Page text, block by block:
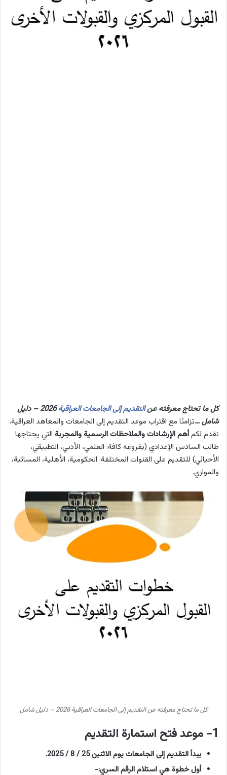
كل ما تحتاج معرفته عنالتقديم إلى الجامعات العراقية
2026 – دليل
شامل …تزامنًا مع اقتراب موعد التقديم إلى الجامعات والمعاهد العراقية،
نقدم لكمأهم الإرشادات والملاحظات الرسمية والمجربة التي يحتاجها
طالب السادس الإعدادي (بفروعه كافة: العلمي، الأدبي، التطبيقي،
الأحيائي) للتقديم على القنوات المختلفة: الحكومية، الأهلية، المسائية،
والموازي.
كل ما تحتاج معرفته عن التقديم إلى الجامعات العراقية 2026 – دليل شامل
1- موعد فتح استمارة التقديم
يبدأ التقديم إلى الجامعات يوم الاثنين 25 / 8 / 2025.
أول خطوة هي استلام الرقم السري:-